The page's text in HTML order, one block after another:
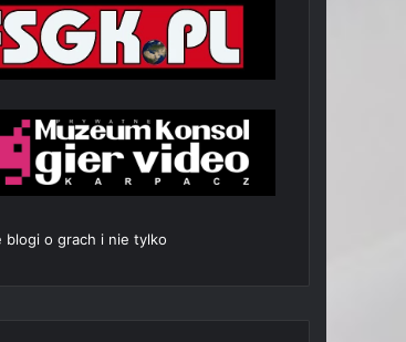
blogi o grach i nie tylko